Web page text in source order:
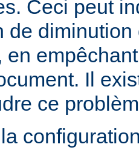
Ceci peut
de
en
Il
ce